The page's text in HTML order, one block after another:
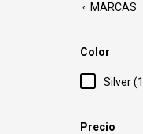
MARCAS
Color
Silver
Precio